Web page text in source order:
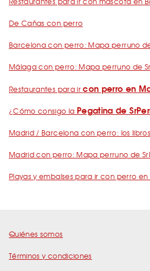
De Cañas con perro
Barcelona con perro: Mapa perruno
Málaga con perro: Mapa perruno de
Restaurantes para ircon perro en
¿Cómo consigo la Pegatina de
Madrid / Barcelona con perro: los
Madrid con perro: Mapa perruno de
Playas y embalses para ir con perro en
Quiénes somos
Términos y condiciones